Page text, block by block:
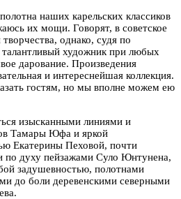
наших карельских классиков
их мощи. Говорят, в советское
однако, судя по
художник при любых
дарование. Произведения
и интереснейшая коллекция.
гостям, но мы вполне можем ею
изысканными линиями и
Тамары Юфа и яркой
Екатерины Пеховой, почти
духу пейзажами Суло Юнтунена,
задушевностью, полотнами
до боли деревенскими северными